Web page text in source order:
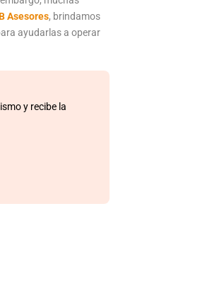
Asesores, brindamos
ayudarlas a operar
y recibe la